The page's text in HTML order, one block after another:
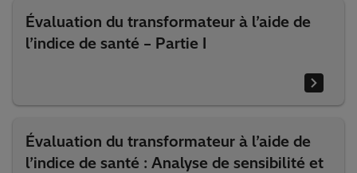
Évaluation du transformateur à l’aide de
l’indice de santé – Partie I
Évaluation du transformateur à l’aide de
l’indice de santé : Analyse de sensibilité et